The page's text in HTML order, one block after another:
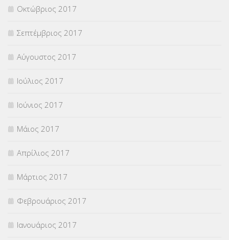
Οκτώβριος 2017
Σεπτέμβριος 2017
Αύγουστος 2017
Ιούλιος 2017
Ιούνιος 2017
Μάιος 2017
Απρίλιος 2017
Μάρτιος 2017
Φεβρουάριος 2017
Ιανουάριος 2017